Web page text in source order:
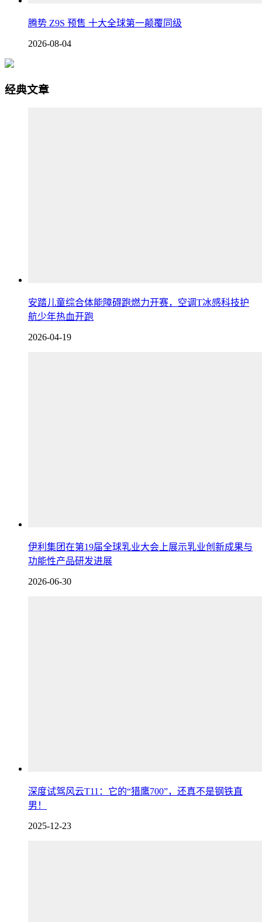
腾势 Z9S 预售 十大全球第一颠覆同级
2026-08-04
经典文章
安踏儿童综合体能障碍跑燃力开赛，空调T冰感科技护
航少年热血开跑
2026-04-19
伊利集团在第19届全球乳业大会上展示乳业创新成果与
功能性产品研发进展
2026-06-30
深度试驾风云T11：它的“猎鹰700”，还真不是钢铁直
男！
2025-12-23